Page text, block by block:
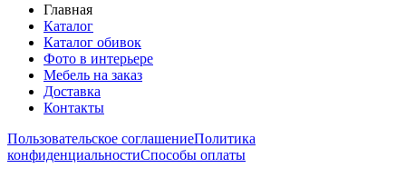
Главная
Каталог
Каталог обивок
Фото в интерьере
Мебель на заказ
Доставка
Контакты
Пользовательское соглашениеПолитика
конфиденциальностиСпособы оплаты